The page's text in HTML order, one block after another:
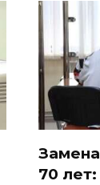
70